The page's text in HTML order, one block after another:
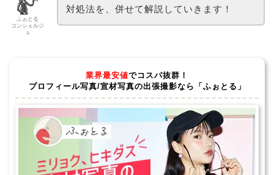
ふぉとる
コンシェルジ
ュ
対処法を、併せて解説していきます！
業界最安値でコスパ抜群！
プロフィール写真/宣材写真の出張撮影なら「ふぉとる」